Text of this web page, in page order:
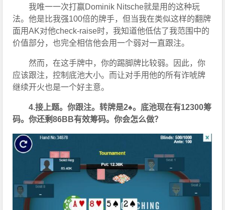
我唯一一次打赢Dominik Nitsche就是用的这种玩
法。他是比我强100倍的牌手，但当我在类似这样的翻牌
面用AK对他check-raise时，我知道他低估了我范围中的
价值部分，也完全相信他会用一个弱对一直跟注。
然而，在这手牌中，你的踢脚牌比较弱。因此，你
应该跟注，控制底池大小。而让对手用他的所有诈唬牌
继续开火也是一个好主意。
4.接上题。你跟注。转牌是2♠。底池现在有12300筹
码。你还剩86BB有效筹码。你会怎么做？